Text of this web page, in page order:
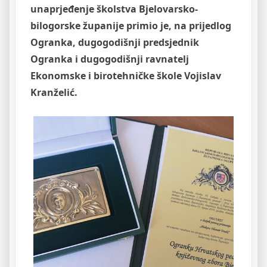
unaprjeđenje školstva Bjelovarsko-
bilogorske županije primio je, na prijedlog
Ogranka, dugogodišnji predsjednik
Ogranka i dugogodišnji ravnatelj
Ekonomske i birotehničke škole Vojislav
Kranželić.